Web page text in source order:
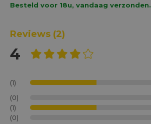
Besteld voor 18u, vandaag verzonden.
Reviews (2)
4
(1)
(0)
(1)
(0)